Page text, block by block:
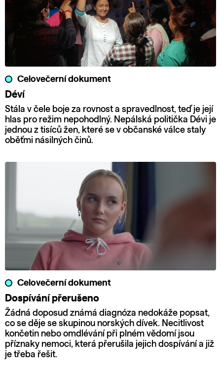
Celovečerní dokument
Déví
Stála v čele boje za rovnost a spravedlnost, teď je její
hlas pro režim nepohodlný. Nepálská politička Dévi je
jednou z tisíců žen, které se v občanské válce staly
oběťmi násilných činů.
Celovečerní dokument
Dospívání přerušeno
Žádná doposud známá diagnóza nedokáže popsat,
co se děje se skupinou norských dívek. Necitlivost
končetin nebo omdlévání při plném vědomí jsou
příznaky nemoci, která přerušila jejich dospívání a již
je třeba řešit.